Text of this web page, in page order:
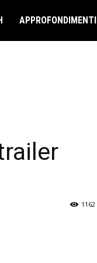
APPROFONDIMENTI
1162